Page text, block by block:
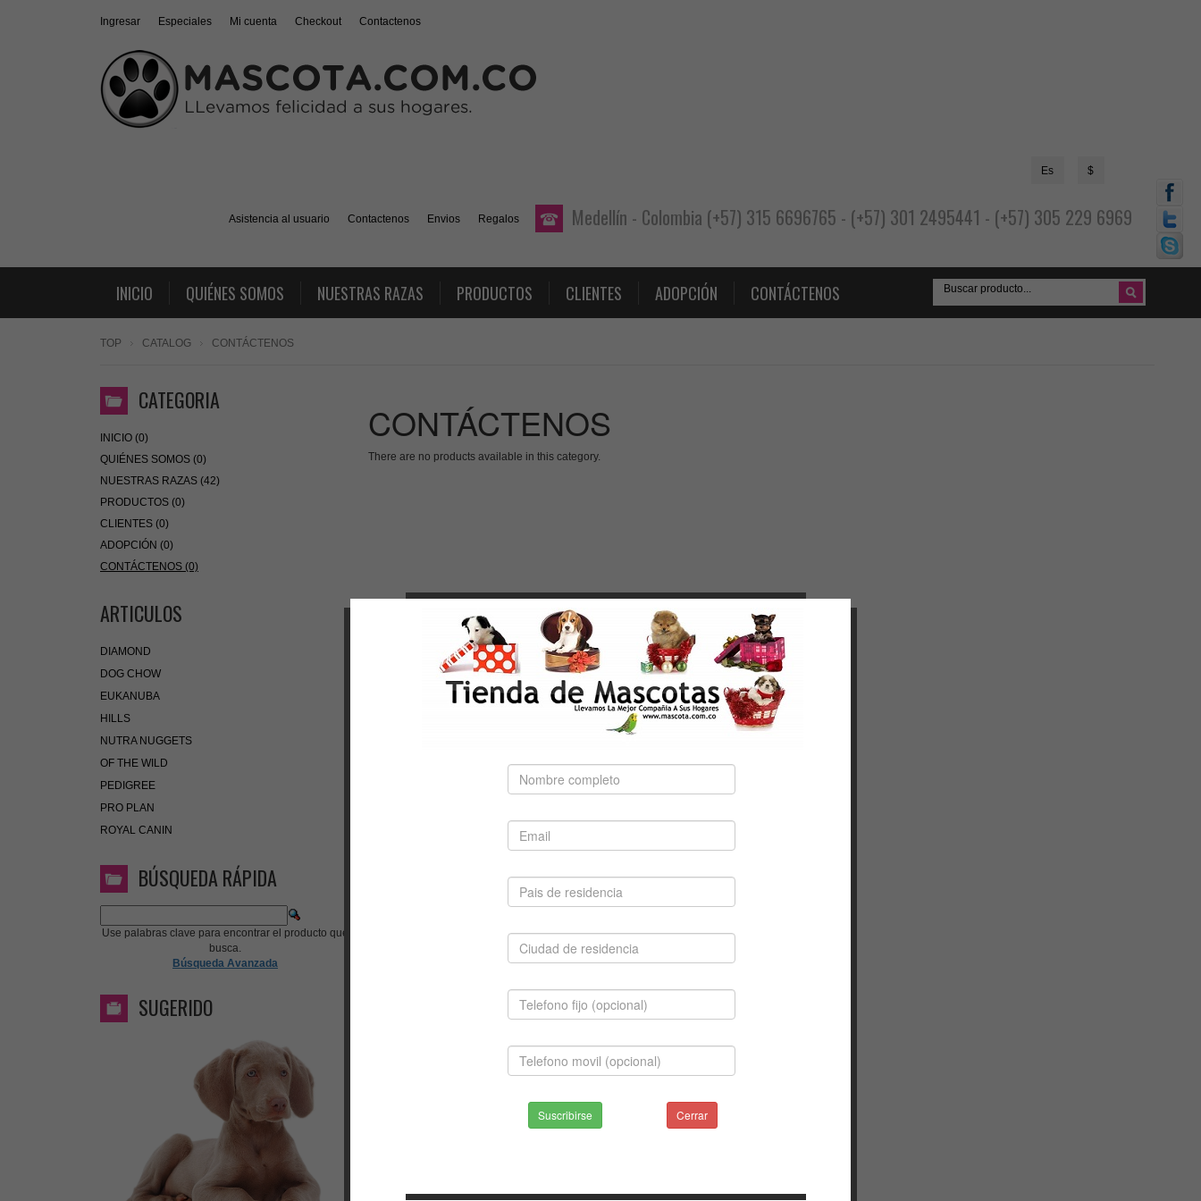
Ingresar Especiales Mi cuenta Checkout Contactenos
$
Es
Medellín - Colombia (+57) 315 6696765 - (+57) 301 2495441 - (+57) 305 229 6969
Asistencia al usuario Contactenos Envios Regalos
INICIO QUIÉNES SOMOS NUESTRAS RAZAS PRODUCTOS CLIENTES ADOPCIÓN CONTÁCTENOS
TOP CATALOG CONTÁCTENOS
CONTÁCTENOS
There are no products available in this category.
CATEGORIA
INICIO (0)
QUIÉNES SOMOS (0)
NUESTRAS RAZAS (42)
PRODUCTOS (0)
CLIENTES (0)
ADOPCIÓN (0)
CONTÁCTENOS (0)
ARTICULOS
DIAMOND
DOG CHOW
EUKANUBA
HILLS
NUTRA NUGGETS
OF THE WILD
PEDIGREE
PRO PLAN
ROYAL CANIN
BÚSQUEDA RÁPIDA
Use palabras clave para encontrar el producto que
busca.
Búsqueda Avanzada
SUGERIDO
Suscribirse Cerrar